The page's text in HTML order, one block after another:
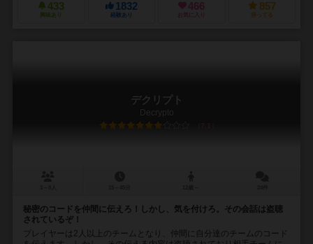
433
興味あり
1832
経験あり
466
お気に入り
857
持ってる
デクリプト
Decrypto
7.1
秘密のコードを仲間に伝えろ！しかし、気を付けろ。その会話は盗聴
されているぞ！
プレイヤーは2人以上のチームとなり、仲間に自分達のチームのコード